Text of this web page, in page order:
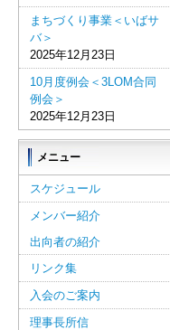
まちづくり事業＜いばサ
バ＞
2025年12月23日
10月度例会＜3LOM合同
例会＞
2025年12月23日
メニュー
スケジュール
メンバー紹介
出向者の紹介
リンク集
入会のご案内
理事長所信